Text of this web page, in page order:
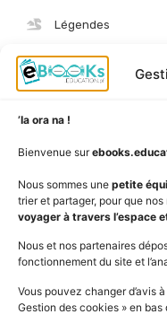
’Ia ora na !
Bienvenue sur
Nous sommes une petite
trier et partager, pour que
voyager à travers l’espace
Nous et nos partenaires
fonctionnement du site et
Vous pouvez changer d’avis
Gestion des cookies » en
Légendes
Albums
Langues
Niveaux
AudioBooks
Outils
Vidéos
SUIVEZ